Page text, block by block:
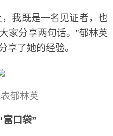
我既是一名见证者，也
家分享两句话。”郁林英
享了她的经验。
郁林英
富口袋”